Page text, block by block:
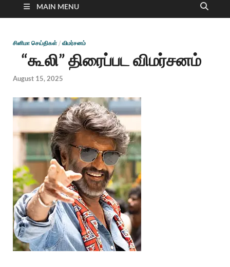
MAIN MENU
சினிமா செய்திகள் / விமர்சனம்
“கூலி” திரைப்பட விமர்சனம்
August 15, 2025